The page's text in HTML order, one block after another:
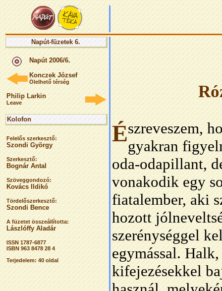
Napút-füzetek 6.
Napút 2006/6.
Konczek József
Ölelhető térség
Philip Larkin
Leave
Kolofon
Felelős szerkesztő:
Szondi György
Szerkesztő:
Bognár Antal
Szöveggondozó:
Kovács Ildikó
Tördelőszerkesztő:
Szondi Bence
A füzetet összeállította:
Lászlóffy Aladár
ISSN 1787-6877
ISBN 963 8478 28 4
Terjedelem: 40 oldal
Észreveszem,
gyakran
oda-odapillant,
vonakodik egy
fiatalember, aki
hozott
szerénységgel
egymással.
kifejezésekkel